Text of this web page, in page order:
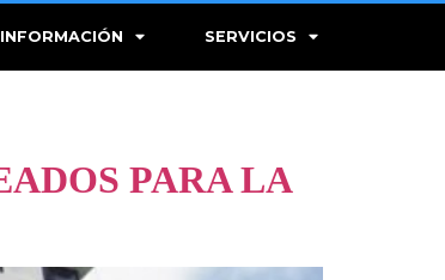
INFORMACIÓN SERVICIOS
PARA LA